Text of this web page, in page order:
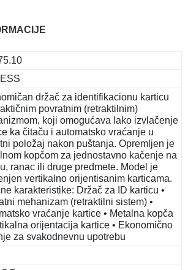
držač za identifikacionu karticu
povratnim (retraktilnim)
koji omogućava lako izvlačenje
ka čitaču i automatsko vraćanje u
položaj nakon puštanja. Opremljen je
kopčom za jednostavno kačenje na
ranac ili druge predmete. Model je
vertikalno orijentisanim karticama.
karakteristike: Držač za ID karticu •
mehanizam (retraktilni sistem) •
vraćanje kartice • Metalna kopča
orijentacija kartice • Ekonomično
za svakodnevnu upotrebu